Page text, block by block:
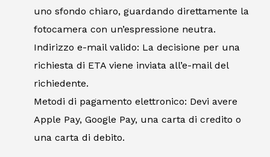
uno sfondo chiaro, guardando direttamente la
fotocamera con un’espressione neutra.
Indirizzo e-mail valido: La decisione per una
richiesta di ETA viene inviata all’e-mail del
richiedente.
Metodi di pagamento elettronico: Devi avere
Apple Pay, Google Pay, una carta di credito o
una carta di debito.